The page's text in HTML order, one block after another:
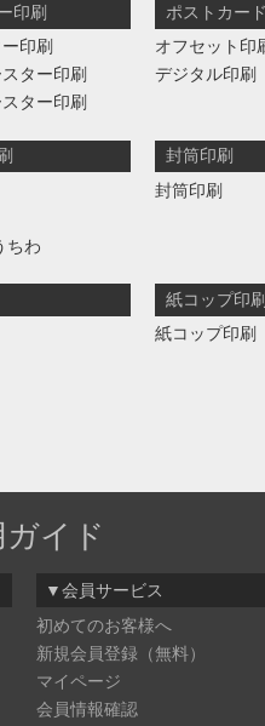
印刷
印刷
ター印刷
ター印刷
ポストカー
オフセット印
デジタル印刷
ちわ
封筒印刷
封筒印刷
紙コップ印刷
紙コップ印刷
イド
▼会員サービス
初めてのお客様へ
新規会員登録（無料）
マイページ
会員情報確認